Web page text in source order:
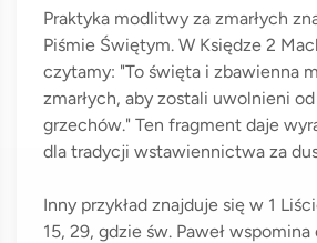
Praktyka modlitwy za zmarłych
Piśmie Świętym. W Księdze 2
czytamy: "To święta i zbawienna
zmarłych, aby zostali uwolnieni
grzechów." Ten fragment daje
dla tradycji wstawiennictwa za
Inny przykład znajduje się w 1
15, 29, gdzie św. Paweł